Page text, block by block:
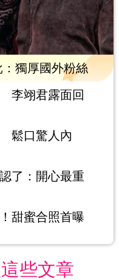
獨厚國外粉絲
李翊君露面回
鬆口驚人內
了：開心最重
甜蜜合照首曝
些文章